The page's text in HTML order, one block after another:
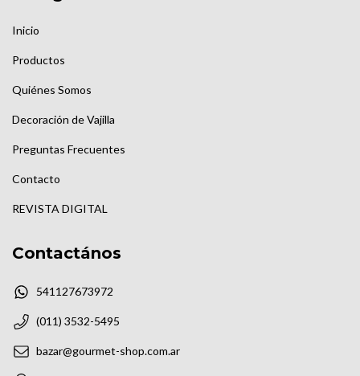
Inicio
Productos
Quiénes Somos
Decoración de Vajilla
Preguntas Frecuentes
Contacto
REVISTA DIGITAL
Contactános
541127673972
(011) 3532-5495
bazar@gourmet-shop.com.ar